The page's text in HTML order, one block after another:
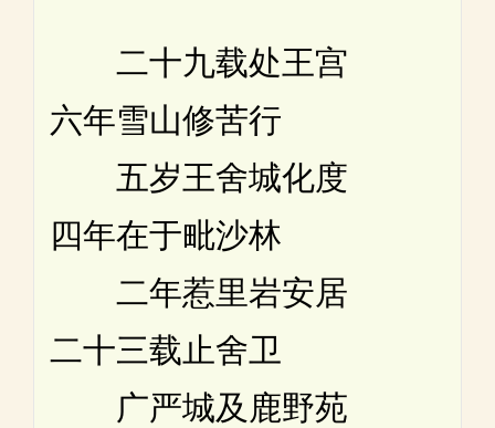
二十九载处王宫
六年雪山修苦行
五岁王舍城化度
四年在于毗沙林
二年惹里岩安居
二十三载止舍卫
广严城及鹿野苑